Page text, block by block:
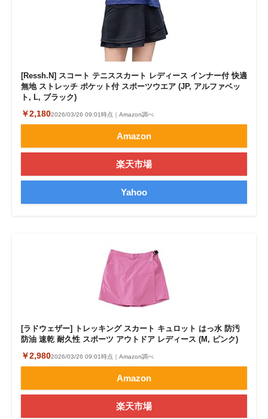
[Ressh.N] スコート テニススカート レディース インナー付 快適
無地 ストレッチ ポケット付 スポーツウエア (JP, アルファベッ
ト, L, ブラック)
￥2,1802026/03/26 09:01時点｜Amazon調べ
Amazon
楽天市場
Yahoo
[ラドウェザー] トレッキング スカート キュロット はっ水 防汚
防油 速乾 耐久性 スポーツ アウトドア レディース (M, ピンク)
￥2,9802026/03/26 09:01時点｜Amazon調べ
Amazon
楽天市場